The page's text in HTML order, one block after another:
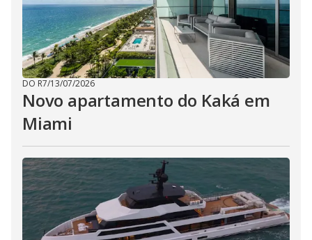
DO R7/13/07/2026
Novo apartamento do Kaká em
Miami